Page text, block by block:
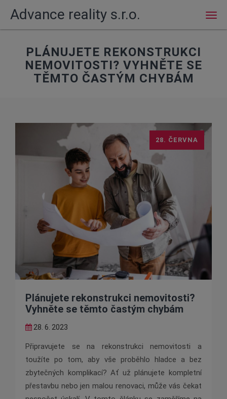
Advance reality s.r.o.
PLÁNUJETE REKONSTRUKCI
NEMOVITOSTI? VYHNĚTE SE
TĚMTO ČASTÝM CHYBÁM
Plánujete rekonstrukci nemovitosti?
Vyhněte se těmto častým chybám
28. 6. 2023
28. ČERVNA
Připravujete se na rekonstrukci nemovitosti a
toužíte po tom, aby vše proběhlo hladce a bez
zbytečných komplikací? Ať už plánujete kompletní
přestavbu nebo jen malou renovaci, může vás čekat